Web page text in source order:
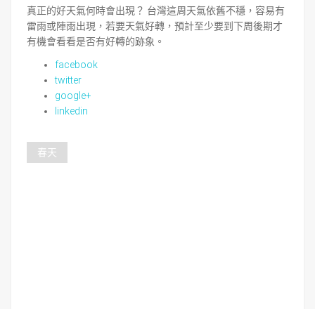
真正的好天氣何時會出現？ 台灣這周天氣依舊不穩，容易有
雷雨或陣雨出現，若要天氣好轉，預計至少要到下周後期才
有機會看看是否有好轉的跡象。
facebook
twitter
google+
linkedin
春天